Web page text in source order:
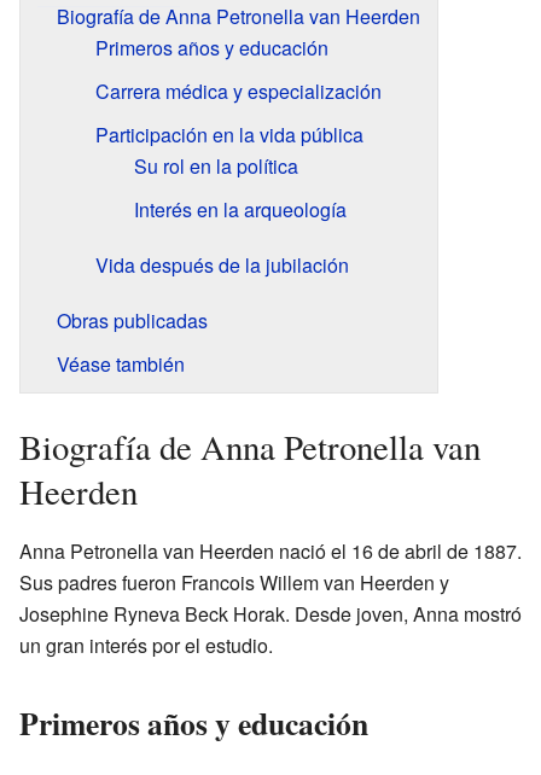
Biografía de Anna Petronella van Heerden
Primeros años y educación
Carrera médica y especialización
Participación en la vida pública
Su rol en la política
Interés en la arqueología
Vida después de la jubilación
Obras publicadas
Véase también
Biografía de Anna Petronella van
Heerden
Anna Petronella van Heerden nació el 16 de abril de 1887.
Sus padres fueron Francois Willem van Heerden y
Josephine Ryneva Beck Horak. Desde joven, Anna mostró
un gran interés por el estudio.
Primeros años y educación